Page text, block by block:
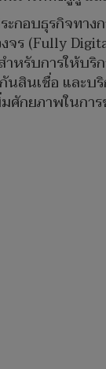
ะกอบธุรกิจทา
ร (Fully
ำหรับการให้บ
สินเชื่อ และบ
ศักยภาพในกา